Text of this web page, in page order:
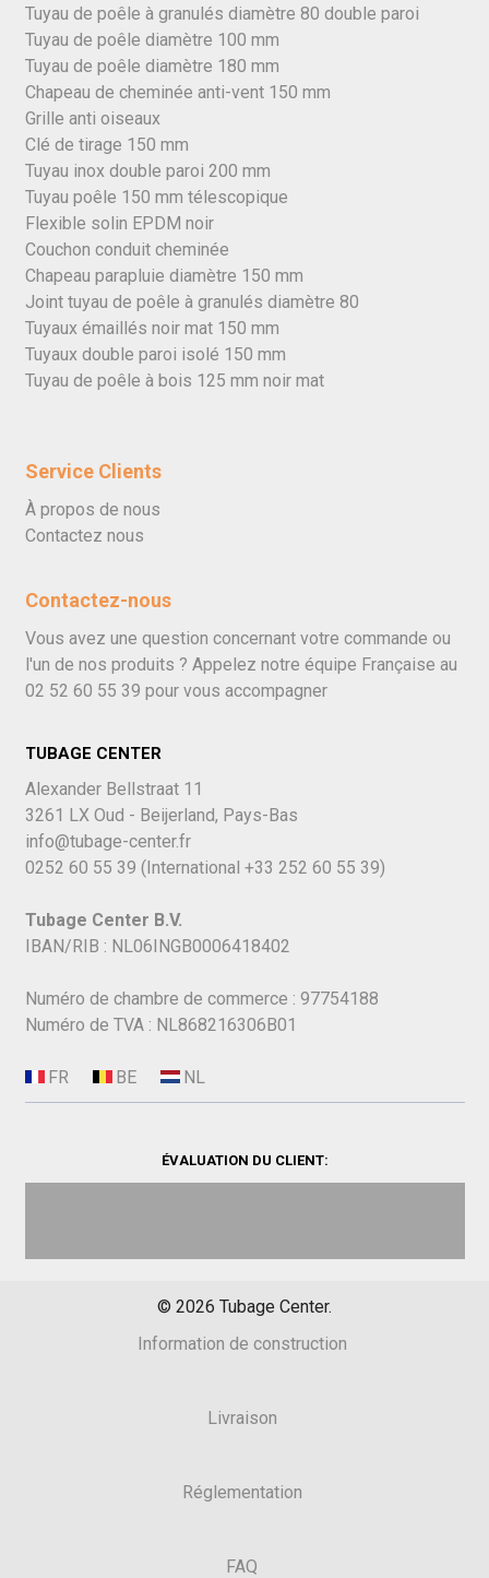
Tuyau de poêle à granulés diamètre 80 double paroi
Tuyau de poêle diamètre 100 mm
Tuyau de poêle diamètre 180 mm
Chapeau de cheminée anti-vent 150 mm
Grille anti oiseaux
Clé de tirage 150 mm
Tuyau inox double paroi 200 mm
Tuyau poêle 150 mm télescopique
Flexible solin EPDM noir
Couchon conduit cheminée
Chapeau parapluie diamètre 150 mm
Joint tuyau de poêle à granulés diamètre 80
Tuyaux émaillés noir mat 150 mm
Tuyaux double paroi isolé 150 mm
Tuyau de poêle à bois 125 mm noir mat
Service Clients
À propos de nous
Contactez nous
Contactez-nous
Vous avez une question concernant votre commande ou
l'un de nos produits ? Appelez notre équipe Française au
02 52 60 55 39 pour vous accompagner
TUBAGE CENTER
Alexander Bellstraat 11
3261 LX Oud - Beijerland, Pays-Bas
info@tubage-center.fr
0252 60 55 39 (International +33 252 60 55 39)
Tubage Center B.V.
IBAN/RIB : NL06INGB0006418402
Numéro de chambre de commerce : 97754188
Numéro de TVA : NL868216306B01
ÉVALUATION DU CLIENT:
© 2026 Tubage Center.
Information de construction
Livraison
Réglementation
FAQ